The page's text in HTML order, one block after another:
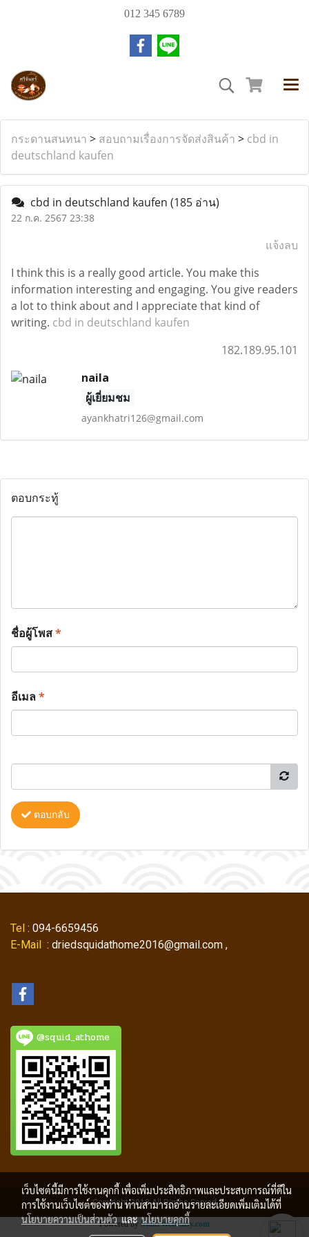
012 345 6789
กระดานสนทนา > สอบถามเรื่องการจัดส่งสินค้า > cbd in
deutschland kaufen
cbd in deutschland kaufen (185 อ่าน)
22 ก.ค. 2567 23:38
แจ้งลบ
I think this is a really good article. You make this
information interesting and engaging. You give readers
a lot to think about and I appreciate that kind of
writing. cbd in deutschland kaufen
182.189.95.101
naila
ผู้เยี่ยมชม
ayankhatri126@gmail.com
ตอบกระทู้
ชื่อผู้โพส*
อีเมล*
ตอบกลับ
Tel : 094-6659456
E-Mail : driedsquidathome2016@gmail.com ,
@squid_athome
Copyright 2018 All Rigths Served
Powered by MakeWebEasy.com
เว็บไซต์นี้มีการใช้งานคุกกี้ เพื่อเพิ่มประสิทธิภาพและประสบการณ์ที่ดีใน
การใช้งานเว็บไซต์ของท่าน ท่านสามารถอ่านรายละเอียดเพิ่มเติมได้ที่
นโยบายความเป็นส่วนตัวและนโยบายคุกกี้